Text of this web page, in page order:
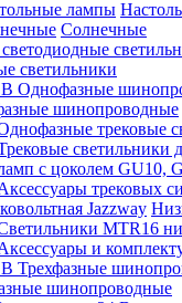
Солнечные
светильники
шинопроводные
трековые
светильники
с цоколем GU10,
трековых
MTR16
и
шинопроводные